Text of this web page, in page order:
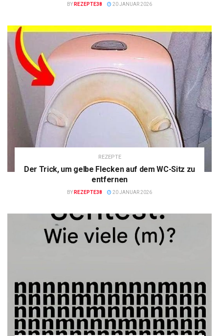
BY REZEPTE38 20 JANUAR 2026
REZEPTE
Der Trick, um gelbe Flecken auf dem WC-Sitz zu
entfernen
BY REZEPTE38 20 JANUAR 2026